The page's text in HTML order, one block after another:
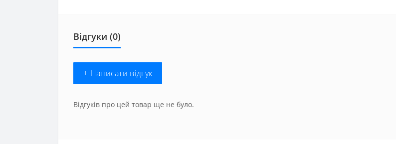
Відгуки (0)
+ Написати відгук
Відгуків про цей товар ще не було.